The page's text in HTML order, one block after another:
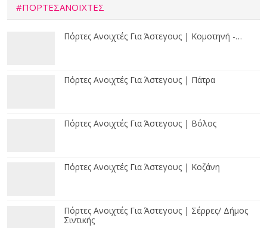
#ΠΟΡΤΕΣΑΝΟΙΧΤΕΣ
Πόρτες Ανοιχτές Για Άστεγους | Κομοτηνή -…
Πόρτες Ανοιχτές Για Άστεγους | Πάτρα
Πόρτες Ανοιχτές Για Άστεγους | Βόλος
Πόρτες Ανοιχτές Για Άστεγους | Κοζάνη
Πόρτες Ανοιχτές Για Άστεγους | Σέρρες/ Δήμος
Σιντικής